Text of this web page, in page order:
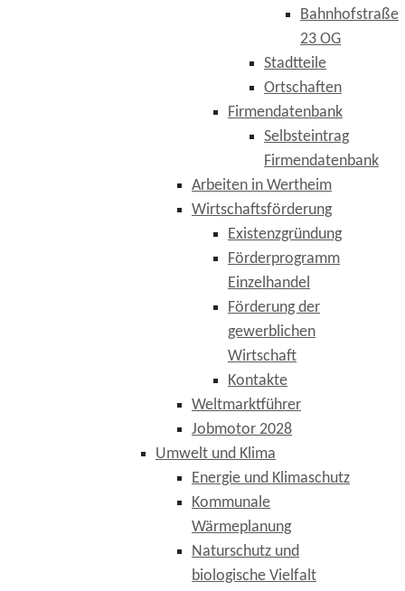
Bahnhofstraße
23 OG
Stadtteile
Ortschaften
Firmendatenbank
Selbsteintrag
Firmendatenbank
Arbeiten in Wertheim
Wirtschaftsförderung
Existenzgründung
Förderprogramm
Einzelhandel
Förderung der
gewerblichen
Wirtschaft
Kontakte
Weltmarktführer
Jobmotor 2028
Umwelt und Klima
Energie und Klimaschutz
Kommunale
Wärmeplanung
Naturschutz und
biologische Vielfalt